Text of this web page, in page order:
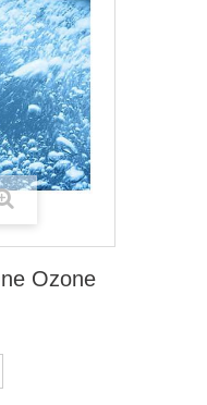
Ozone